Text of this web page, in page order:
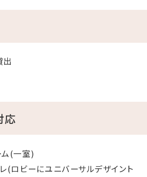
出
応
ム(一室)
レ(ロビーにユニバーサルデザイント